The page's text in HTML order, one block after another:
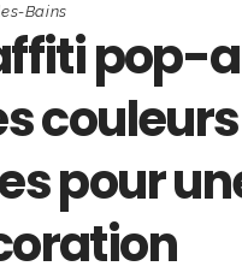
Bains
pop-
couleurs
pour